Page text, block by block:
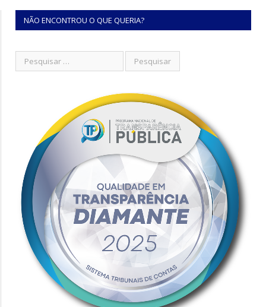
NÃO ENCONTROU O QUE QUERIA?